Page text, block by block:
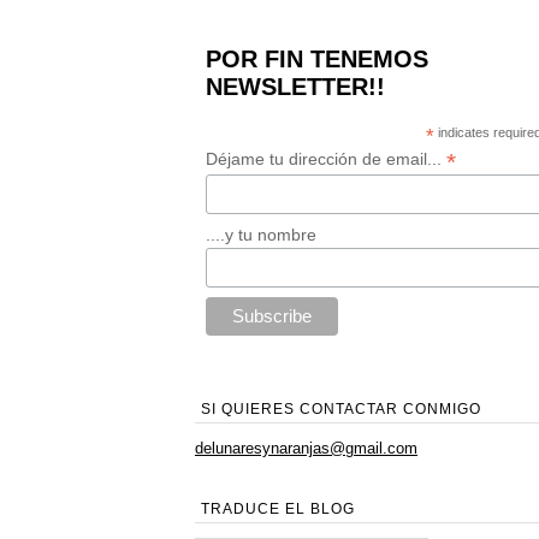
POR FIN TENEMOS
NEWSLETTER!!
* indicates
Déjame tu dirección de email... *
....y tu nombre
SI QUIERES CONTACTAR CONMIGO
delunaresynaranjas@gmail.com
TRADUCE EL BLOG